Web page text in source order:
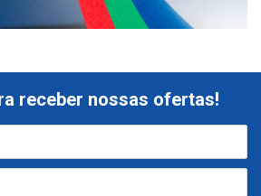
receber nossas ofertas!